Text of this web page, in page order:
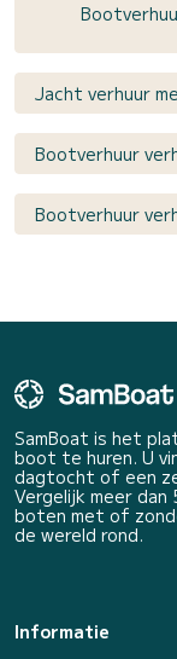
Jacht verhuur
Bootverhuur
Bootverhuur
SamBoat is het
boot te huren. U
dagtocht of een
Vergelijk meer
boten met of
de wereld rond.
Informatie